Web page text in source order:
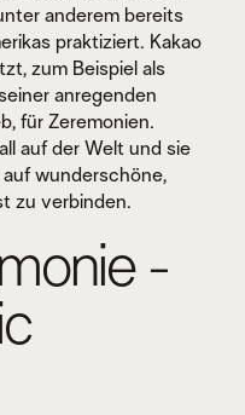
anderem bereits
praktiziert. Kakao
zum Beispiel als
anregenden
für Zeremonien.
auf der Welt und sie
wunderschöne,
zu verbinden.
-